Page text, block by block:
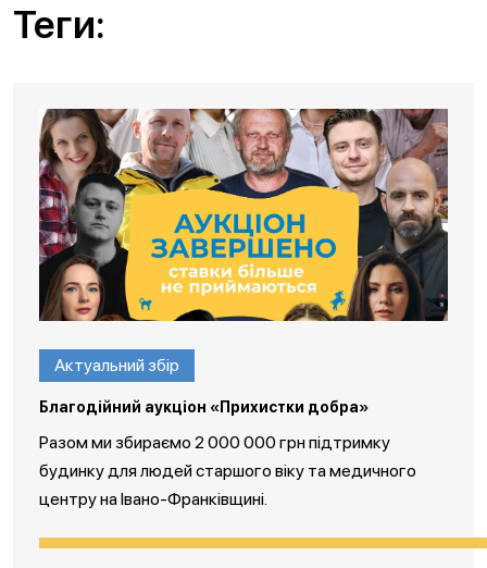
Теги:
Актуальний збір
Благодійний аукціон «Прихистки добра»
Разом ми збираємо 2 000 000 грн підтримку
будинку для людей старшого віку та медичного
центру на Івано-Франківщині.